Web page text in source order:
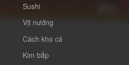
Sushi
Vịt nướng
Cách kho cá
Kim bắp